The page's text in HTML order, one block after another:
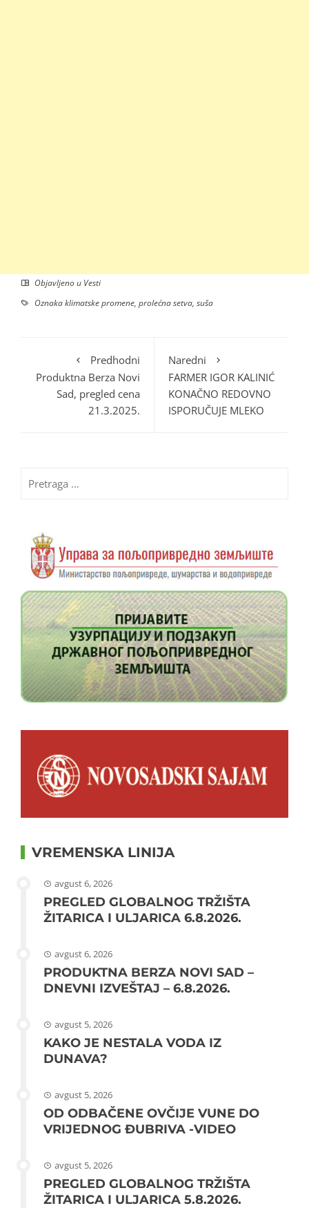
Objavljeno u Vesti
Oznakaklimatske promene, prolećna setva, suša
Predhodni
Produktna Berza Novi
Sad, pregled cena
21.3.2025.
Naredni
FARMER IGOR KALINIĆ
KONAČNO REDOVNO
ISPORUČUJE MLEKO
za:
VREMENSKA LINIJA
avgust 6, 2026
PREGLED GLOBALNOG TRŽIŠTA
ŽITARICA I ULJARICA 6.8.2026.
avgust 6, 2026
PRODUKTNA BERZA NOVI SAD –
DNEVNI IZVEŠTAJ – 6.8.2026.
avgust 5, 2026
KAKO JE NESTALA VODA IZ
DUNAVA?
avgust 5, 2026
OD ODBAČENE OVČIJE VUNE DO
VRIJEDNOG ĐUBRIVA -VIDEO
avgust 5, 2026
PREGLED GLOBALNOG TRŽIŠTA
ŽITARICA I ULJARICA 5.8.2026.